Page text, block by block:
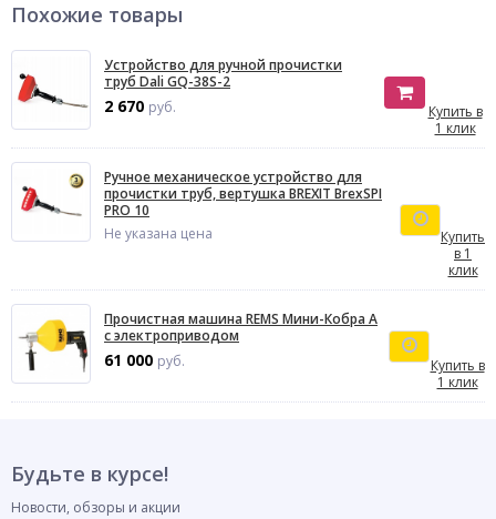
Похожие товары
Устройство для ручной прочистки
труб Dali GQ-38S-2
2 670 руб.
Купить в
1 клик
Ручное механическое устройство для
прочистки труб, вертушка BREXIT BrexSPI
PRO 10
Не указана цена
Купить
в 1
клик
Прочистная машина REMS Мини-Кобрa А
с электроприводом
61 000 руб.
Купить в
1 клик
Будьте в курсе!
Новости, обзоры и акции